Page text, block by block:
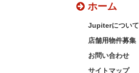
ホーム
Jupiterについて
店舗用物件募集
お問い合わせ
サイトマップ